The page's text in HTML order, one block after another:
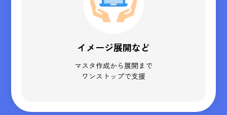
イメージ展開など
マスタ作成から展開まで
ワンストップで支援